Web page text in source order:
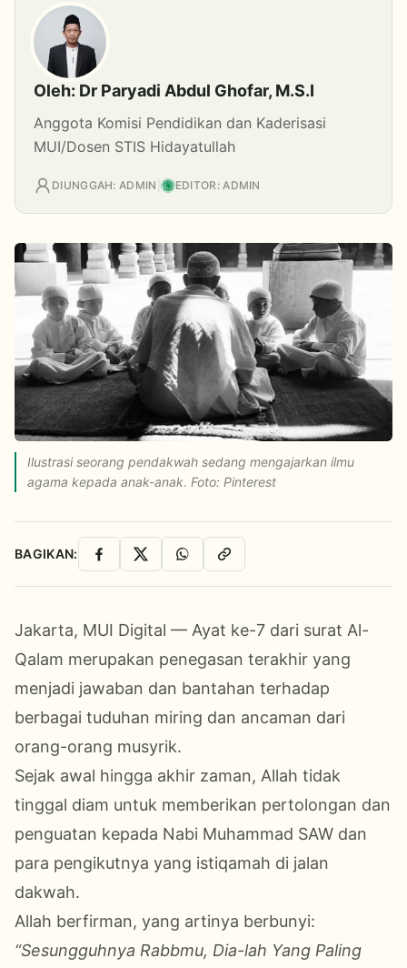
Oleh: Dr Paryadi Abdul Ghofar, M.S.I
Anggota Komisi Pendidikan dan Kaderisasi
MUI/Dosen STIS Hidayatullah
DIUNGGAH: ADMIN EDITOR: ADMIN
Ilustrasi seorang pendakwah sedang mengajarkan ilmu
agama kepada anak-anak. Foto: Pinterest
BAGIKAN: Facebook
X WhatsAppSalin Link
Jakarta, MUI Digital — Ayat ke-7 dari surat Al-
Qalam merupakan penegasan terakhir yang
menjadi jawaban dan bantahan terhadap
berbagai tuduhan miring dan ancaman dari
orang-orang musyrik.
Sejak awal hingga akhir zaman, Allah tidak
tinggal diam untuk memberikan pertolongan dan
penguatan kepada Nabi Muhammad SAW dan
para pengikutnya yang istiqamah di jalan
dakwah.
Allah berfirman, yang artinya berbunyi:
“Sesungguhnya Rabbmu, Dia-lah Yang Paling